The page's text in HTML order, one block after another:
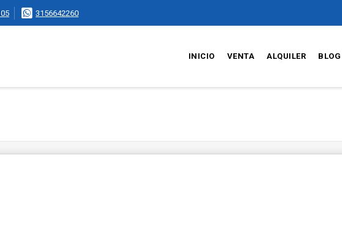
3156642260
INICIO VENTA ALQUILER BLOG